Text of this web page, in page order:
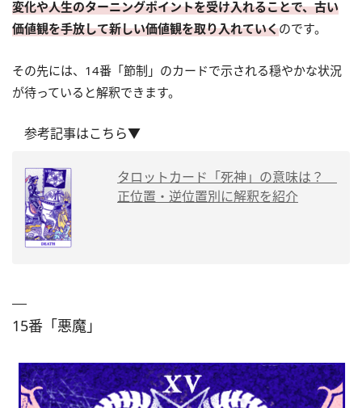
変化や人生のターニングポイントを受け入れることで、古い
価値観を手放して新しい価値観を取り入れていくのです。
その先には、14番「節制」のカードで示される穏やかな状況
が待っていると解釈できます。
参考記事はこちら▼
タロットカード「死神」の意味は？
正位置・逆位置別に解釈を紹介
15番「悪魔」